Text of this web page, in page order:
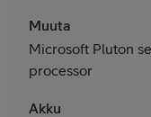
Muuta
Microsoft Pluton
processor
Akku